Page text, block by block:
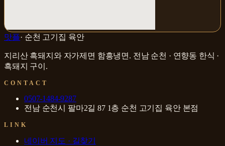
맛플· 순천 고기집 육안
지리산 흑돼지와 자가제면 함흥냉면 . 전남 순천 · 연향동 한식 ·
흑돼지 구이 .
CONTACT
0507-1484-9287
전남 순천시 팔마2길 87 1층 순천 고기집 육안 본점
LINK
네이버 지도 · 길찾기